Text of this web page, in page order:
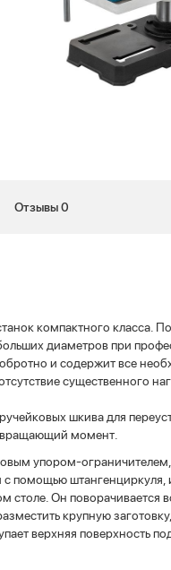
Отзывы 0
компактного класса.
диаметров при
и содержит все
существенного
шкива для
вращающий момент.
упором-
помощью штангенциркуля,
Он поворачивается
крупную
верхняя поверхность